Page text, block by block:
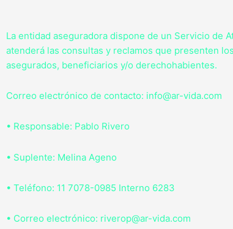
La entidad aseguradora dispone de un Servicio de
atenderá las consultas y reclamos que presenten
asegurados, beneficiarios y/o derechohabientes.
Correo electrónico de contacto: info@ar-vida.com
• Responsable: Pablo Rivero
• Suplente: Melina Ageno
• Teléfono: 11 7078-0985 Interno 6283
• Correo electrónico: riverop@ar-vida.com